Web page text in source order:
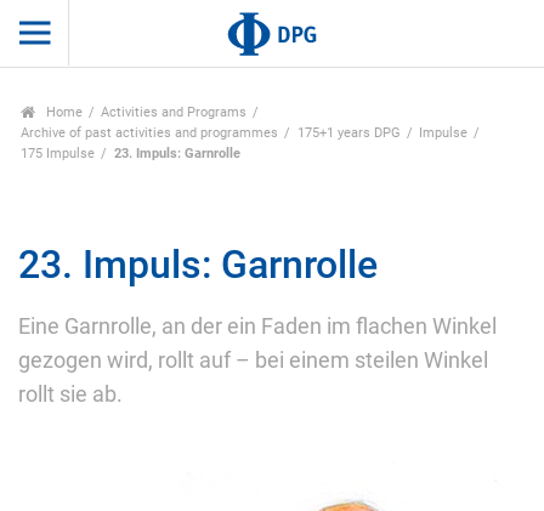
Home
Activities and Programs
Archive of past activities and programmes
175+1 years DPG
Impulse
175 Impulse
23. Impuls: Garnrolle
23. Impuls: Garnrolle
Eine Garnrolle, an der ein Faden im flachen Winkel
gezogen wird, rollt auf – bei einem steilen Winkel
rollt sie ab.